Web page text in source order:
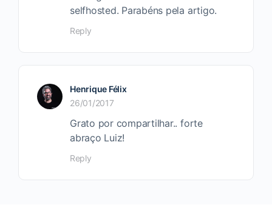
selfhosted. Parabéns pela artigo.
Reply
Henrique Félix
26/01/2017
Grato por compartilhar.. forte
abraço Luiz!
Reply